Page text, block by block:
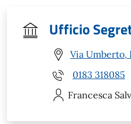
Ufficio
Via Umberto,
0183 318085
Francesca